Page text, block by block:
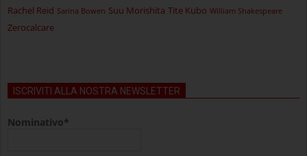
Rachel Reid Sarina Bowen Suu Morishita Tite Kubo William Shakespeare
Zerocalcare
ISCRIVITI ALLA NOSTRA NEWSLETTER
Nominativo*